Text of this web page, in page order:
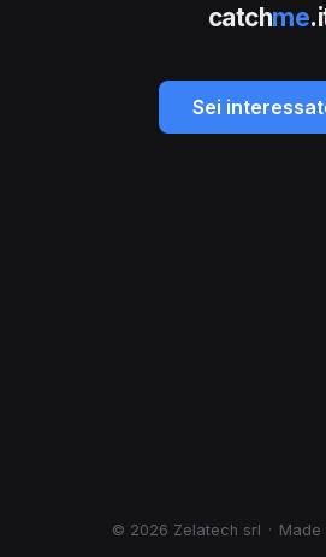
catchme
Sei
© 2026 Zelatech srl · Made